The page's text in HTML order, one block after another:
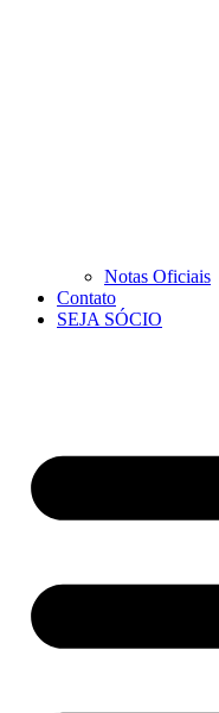
Notas Oficiais
Contato
SEJA SÓCIO